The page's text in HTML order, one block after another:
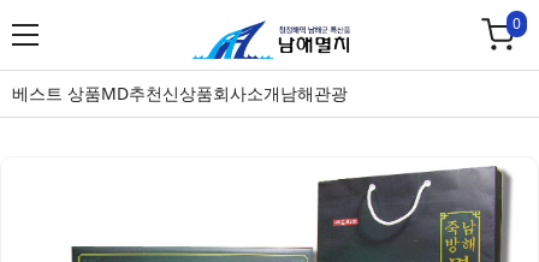
0
베스트 상품MD추천신상품회사소개남해관광